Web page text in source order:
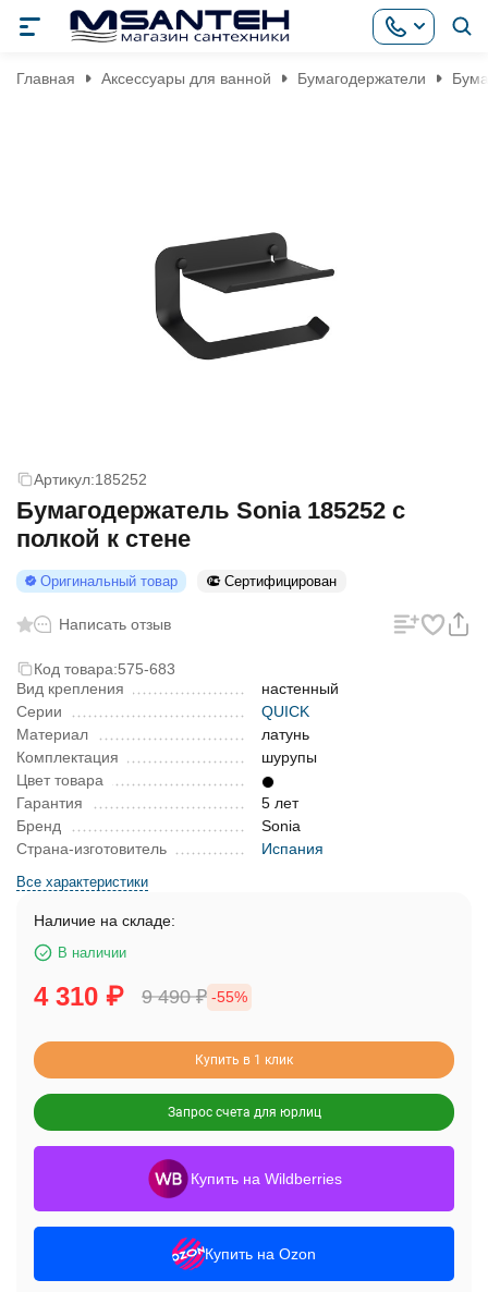
Главная Аксессуары для ванной Бумагодержатели
Артикул:185252
Бумагодержатель Sonia 185252 с
полкой к стене
Оригинальный товар Сертифицирован
Написать отзыв
Код товара:575-683
Вид крепления
настенный
Серии
QUICK
Материал
латунь
Комплектация
шурупы
Цвет товара
Гарантия
5 лет
Бренд
Sonia
Страна-изготовитель
Испания
Все характеристики
Наличие на складе:
В наличии
4 310 ₽ 9 490₽ -55%
Купить в 1 клик
Запрос счета для юрлиц
Купить на Wildberries
Купить на Ozon